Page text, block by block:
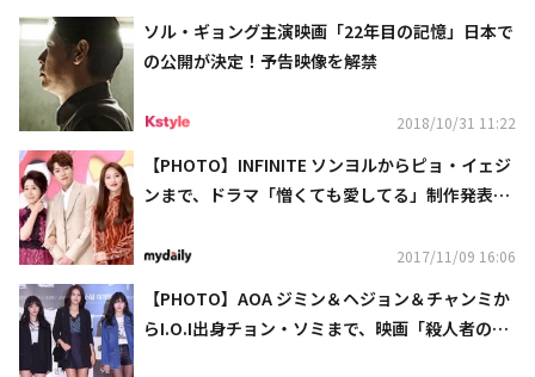
ソル・ギョング主演映画「22年目の記憶」日本で
の公開が決定！予告映像を解禁
2018/10/31 11:22
【PHOTO】INFINITE ソンヨルからピョ・イェジ
ンまで、ドラマ「憎くても愛してる」制作発表会
2017/11/09 16:06
【PHOTO】AOA ジミン＆ヘジョン＆チャンミか
らI.O.I出身チョン・ソミまで、映画「殺人者の記